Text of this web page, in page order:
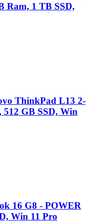
Ram, 1 TB SSD,
ThinkPad L13 2-
GB SSD, Win
16 G8 - POWER
Win 11 Pro